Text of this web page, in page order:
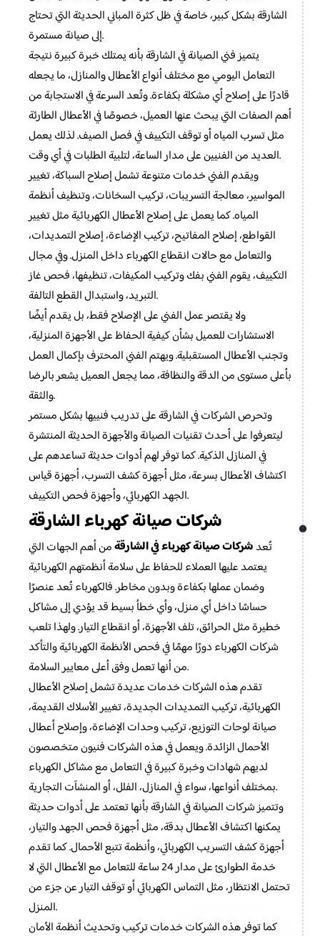
الشارقة بشكل كبير، خاصة في ظل كثرة المباني الحديثة التي تحتاج
إلى صيانة مستمرة.
يتميز فني الصيانة في الشارقة بأنه يمتلك خبرة كبيرة نتيجة
التعامل اليومي مع مختلف أنواع الأعطال والمنازل، ما يجعله
قادرًا على إصلاح أي مشكلة بكفاءة. وتُعد السرعة في الاستجابة من
أهم الصفات التي يبحث عنها العميل، خصوصًا في الأعطال الطارئة
مثل تسرب المياه أو توقف التكييف في فصل الصيف. لذلك يعمل
العديد من الفنيين على مدار الساعة، لتلبية الطلبات في أي وقت.
ويقدم الفني خدمات متنوعة تشمل إصلاح السباكة، تغيير
المواسير، معالجة التسريبات، تركيب السخانات، وتنظيف أنظمة
المياه. كما يعمل على إصلاح الأعطال الكهربائية مثل تغيير
القواطع، إصلاح المفاتيح، تركيب الإضاءة، إصلاح التمديدات،
والتعامل مع حالات انقطاع الكهرباء داخل المنزل. وفي مجال
التكييف، يقوم الفني بفك وتركيب المكيفات، تنظيفها، فحص غاز
التبريد، واستبدال القطع التالفة.
ولا يقتصر عمل الفني على الإصلاح فقط، بل يقدم أيضًا
الاستشارات للعميل بشأن كيفية الحفاظ على الأجهزة المنزلية،
وتجنب الأعطال المستقبلية. ويهتم الفني المحترف بإكمال العمل
بأعلى مستوى من الدقة والنظافة، مما يجعل العميل يشعر بالرضا
والثقة.
وتحرص الشركات في الشارقة على تدريب فنييها بشكل مستمر
ليتعرفوا على أحدث تقنيات الصيانة والأجهزة الحديثة المنتشرة
في المنازل الذكية. كما توفر لهم أدوات حديثة تساعدهم على
اكتشاف الأعطال بسرعة، مثل أجهزة كشف التسرب، أجهزة قياس
الجهد الكهربائي، وأجهزة فحص التكييف.
شركات صيانة كهرباء الشارقة
تُعدشركات صيانة كهرباء في الشارقةمن أهم الجهات التي
يعتمد عليها العملاء للحفاظ على سلامة أنظمتهم الكهربائية
وضمان عملها بكفاءة وبدون مخاطر. فالكهرباء تُعد عنصرًا
حساسًا داخل أي منزل، وأي خطأ بسيط قد يؤدي إلى مشاكل
خطيرة مثل الحرائق، تلف الأجهزة، أو انقطاع التيار. ولهذا تلعب
شركات الكهرباء دورًا مهمًا في فحص الأنظمة الكهربائية والتأكد
من أنها تعمل وفق أعلى معايير السلامة.
تقدم هذه الشركات خدمات عديدة تشمل إصلاح الأعطال
الكهربائية، تركيب التمديدات الجديدة، تغيير الأسلاك القديمة،
صيانة لوحات التوزيع، تركيب وحدات الإضاءة، وإصلاح أعطال
الأحمال الزائدة. ويعمل في هذه الشركات فنيون متخصصون
لديهم شهادات وخبرة كبيرة في التعامل مع مشاكل الكهرباء
بمختلف أنواعها، سواء في المنازل، الفلل، أو المنشآت التجارية.
وتتميز شركات الصيانة في الشارقة بأنها تعتمد على أدوات حديثة
يمكنها اكتشاف الأعطال بدقة، مثل أجهزة فحص الجهد والتيار،
أجهزة كشف التسريب الكهربائي، وأنظمة تتبع الأحمال. كما تقدم
خدمة الطوارئ على مدار 24 ساعة للتعامل مع الأعطال التي لا
تحتمل الانتظار، مثل التماس الكهربائي أو توقف التيار عن جزء من
المنزل.
كما توفر هذه الشركات خدمات تركيب وتحديث أنظمة الأمان